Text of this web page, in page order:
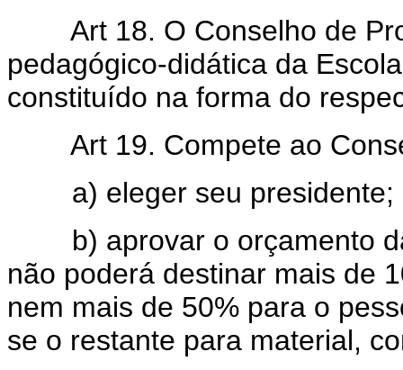
Art 18. O Conselho de
pedagógico-didática da
constituído na forma do
Art 19. Compete ao
a) eleger seu presidente;
b) aprovar o orçamento
não poderá destinar mais de
nem mais de 50% para o
se o restante para material,